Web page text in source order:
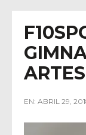
EN: ABRIL 29,